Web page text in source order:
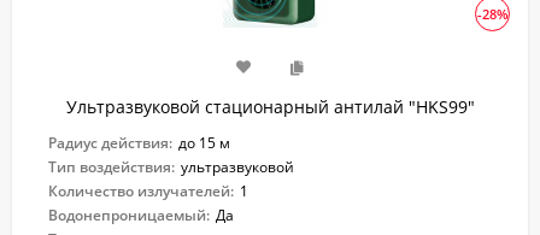
-28%
Ультразвуковой стационарный антилай "HKS99"
Радиус действия: до 15 м
Тип воздействия: ультразвуковой
Количество излучателей: 1
Водонепроницаемый: Да